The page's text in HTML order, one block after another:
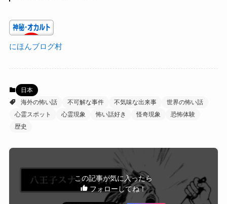
にほんブログ村
日本
海外の怖い話
不可解な事件 不気味な出来事
世界の怖い話
心霊スポット
心霊現象 怖い話好き 怪奇現象
恐怖体験
歴史
この記事が気に入ったら
フォローしてね！